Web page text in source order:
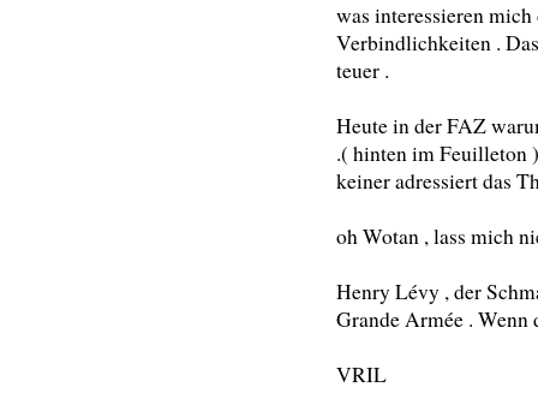
was interessieren
Verbindlichkeiten .
teuer .
Heute in der FAZ
.( hinten im Feuilleton
keiner adressiert das
oh Wotan , lass mich
Henry Lévy , der
Grande Armée . Wenn
VRIL